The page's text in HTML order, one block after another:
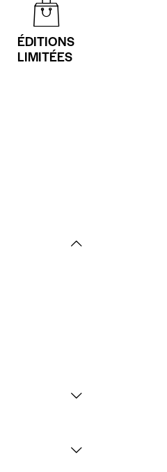
ÉDITIONS
LIMITÉES